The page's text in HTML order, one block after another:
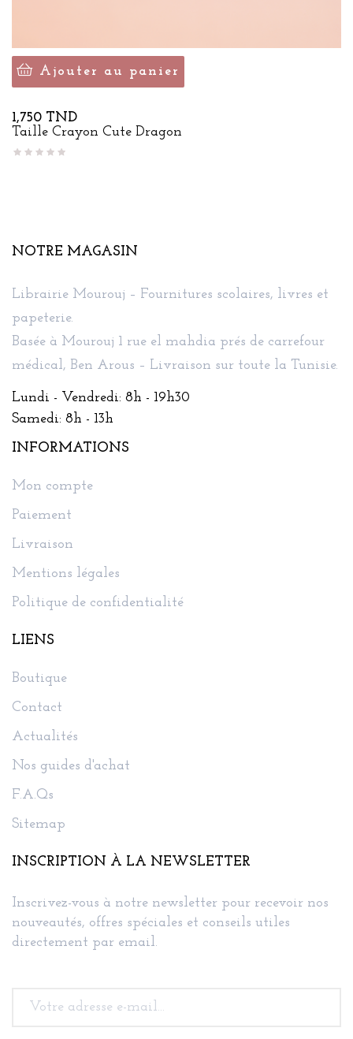
Ajouter au panier
Prix
1,750 TND
Taille Crayon Cute Dragon
NOTRE MAGASIN
Librairie Mourouj – Fournitures scolaires, livres et
papeterie.
Basée à Mourouj 1 rue el mahdia prés de carrefour
médical, Ben Arous – Livraison sur toute la Tunisie.
Lundi - Vendredi: 8h - 19h30
Samedi: 8h - 13h
INFORMATIONS
Mon compte
Paiement
Livraison
Mentions légales
Politique de confidentialité
LIENS
Boutique
Contact
Actualités
Nos guides d'achat
F.A.Qs
Sitemap
INSCRIPTION À LA NEWSLETTER
Inscrivez-vous à notre newsletter pour recevoir nos
nouveautés, offres spéciales et conseils utiles
directement par email.